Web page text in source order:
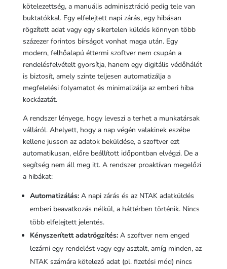
kötelezettség, a manuális adminisztráció pedig tele van
buktatókkal. Egy elfelejtett napi zárás, egy hibásan
rögzített adat vagy egy sikertelen küldés könnyen több
százezer forintos bírságot vonhat maga után. Egy
modern, felhőalapú éttermi szoftver nem csupán a
rendelésfelvételt gyorsítja, hanem egy digitális védőhálót
is biztosít, amely szinte teljesen automatizálja a
megfelelési folyamatot és minimalizálja az emberi hiba
kockázatát.
A rendszer lényege, hogy leveszi a terhet a munkatársak
válláról. Ahelyett, hogy a nap végén valakinek eszébe
kellene jusson az adatok beküldése, a szoftver ezt
automatikusan, előre beállított időpontban elvégzi. De a
segítség nem áll meg itt. A rendszer proaktívan megelőzi
a hibákat:
Automatizálás:A napi zárás és az NTAK adatküldés
emberi beavatkozás nélkül, a háttérben történik. Nincs
több elfelejtett jelentés.
Kényszerített adatrögzítés:A szoftver nem enged
lezárni egy rendelést vagy egy asztalt, amíg minden, az
NTAK számára kötelező adat (pl. fizetési mód) nincs